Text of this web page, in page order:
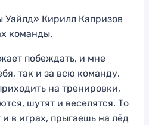
Кирилл Капризов
команды.
побеждать, и мне
так и за всю команду.
на тренировки,
шутят и веселятся. То
в играх, прыгаешь на лёд